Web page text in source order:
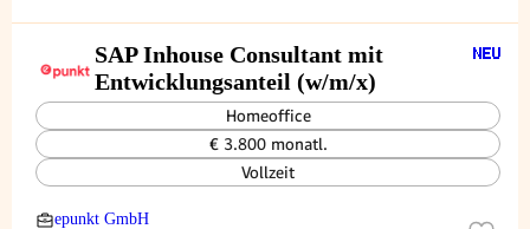
SAP Inhouse Consultant mit
Entwicklungsanteil (w/m/x)
Homeoffice
€ 3.800 monatl.
Vollzeit
epunkt GmbH